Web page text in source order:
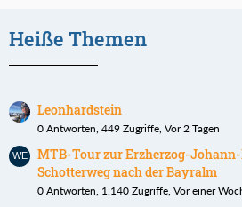
Heiße Themen
Leonhardstein
0 Antworten, 449 Zugriffe, Vor 2 Tagen
MTB-Tour zur Erzherzog-
Schotterweg nach der Bayralm
0 Antworten, 1.140 Zugriffe, Vor einer